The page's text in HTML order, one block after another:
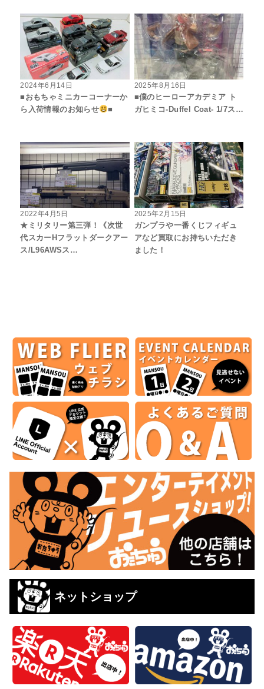
2024年6月14日
■おもちゃミニカーコーナーか
ら入荷情報のお知らせ
■
2025年8月16日
■僕のヒーローアカデミア ト
ガヒミコ-Duffel Coat- 1/7ス…
2022年4月5日
★ミリタリー第三弾！《次世
代スカーHフラットダークアー
ス/L96AWSス…
2025年2月15日
ガンプラや一番くじフィギュ
アなど買取にお持ちいただき
ました！
ネットショップ